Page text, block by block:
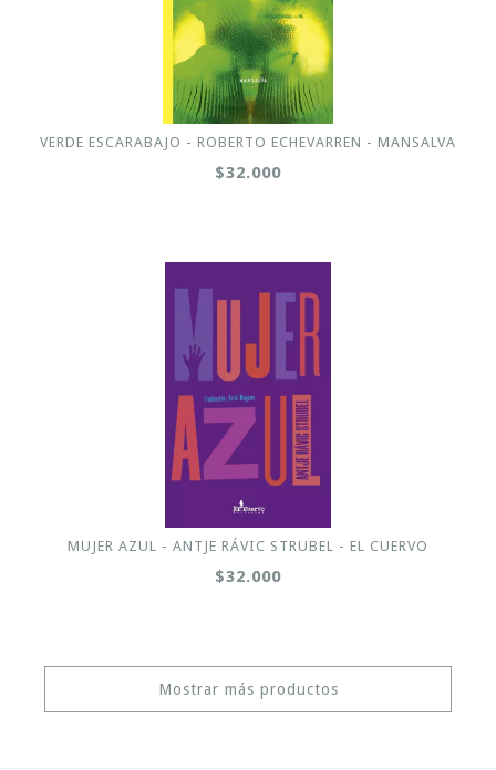
VERDE ESCARABAJO - ROBERTO ECHEVARREN - MANSALVA
$32.000
MUJER AZUL - ANTJE RÁVIC STRUBEL - EL CUERVO
$32.000
Mostrar más productos